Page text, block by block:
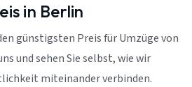
in Berlin
günstigsten Preis für Umzüge von
und sehen Sie selbst, wie wir
miteinander verbinden.